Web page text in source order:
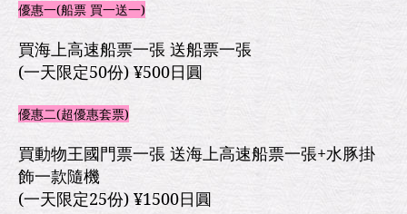
優惠一(船票 買一送一)
買海上高速船票一張 送船票一張
(一天限定50份) ¥500日圓
優惠二(超優惠套票)
買動物王國門票一張 送海上高速船票一張+水豚掛
飾一款隨機
(一天限定25份) ¥1500日圓